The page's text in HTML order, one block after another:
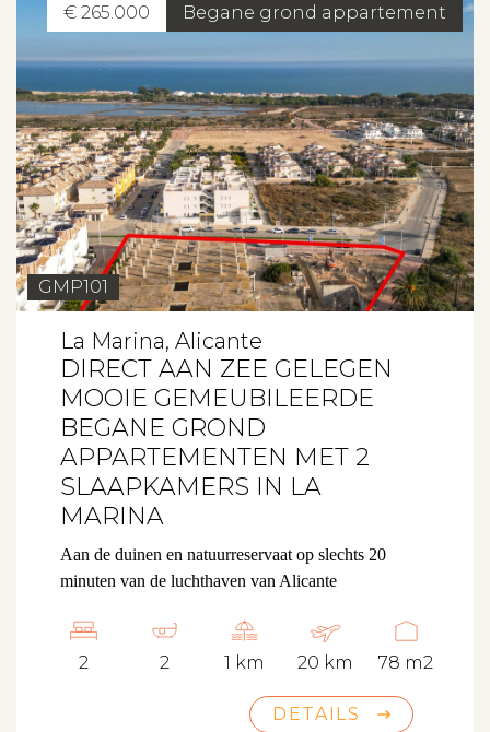
Begane grond appartement
€ 265.000
GMP101
La Marina, Alicante
DIRECT AAN ZEE GELEGEN
MOOIE GEMEUBILEERDE
BEGANE GROND
APPARTEMENTEN MET 2
SLAAPKAMERS IN LA
MARINA
Aan de duinen en natuurreservaat op slechts 20
minuten van de luchthaven van Alicante
2 2 1 km 20 km 78 m2
DETAILS